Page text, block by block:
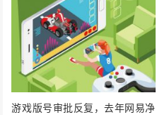
游戏版号审批反复，去年网易净